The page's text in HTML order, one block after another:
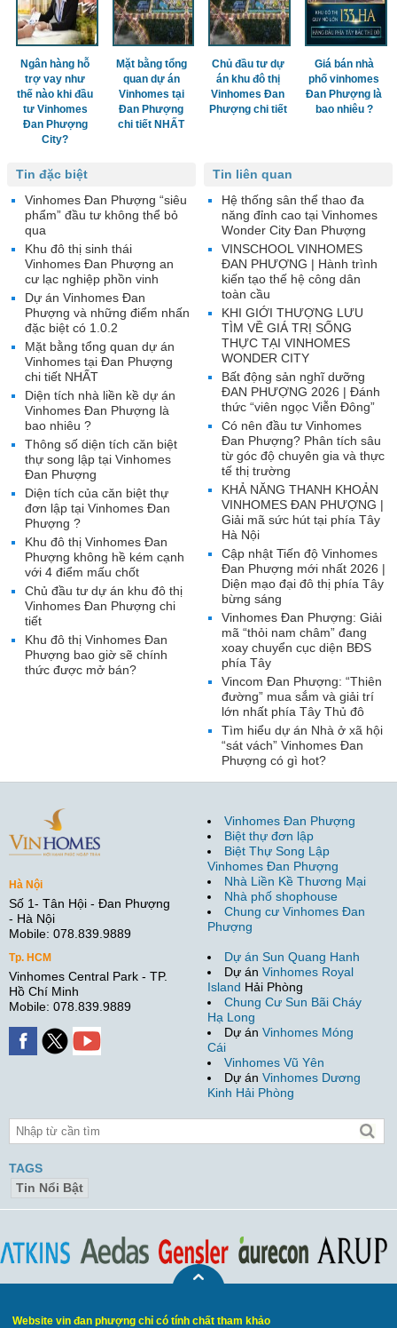
Ngân hàng hỗ
trợ vay như
thế nào khi đầu
tư Vinhomes
Đan Phượng
City?
Mặt bằng tổng
quan dự án
Vinhomes tại
Đan Phượng
chi tiết NHẤT
Chủ đầu tư dự
án khu đô thị
Vinhomes Đan
Phượng chi tiết
Giá bán nhà
phố vinhomes
Đan Phượng là
bao nhiêu ?
Tin liên quan
Hệ thống sân thể thao đa
năng đỉnh cao tại Vinhomes
Wonder City Đan Phượng
VINSCHOOL VINHOMES
ĐAN PHƯỢNG | Hành trình
kiến tạo thế hệ công dân
toàn cầu
KHI GIỚI THƯỢNG LƯU
TÌM VỀ GIÁ TRỊ SỐNG
THỰC TẠI VINHOMES
WONDER CITY
Bất động sản nghĩ dưỡng
ĐAN PHƯỢNG 2026 | Đánh
thức “viên ngọc Viễn Đông”
Có nên đầu tư Vinhomes
Đan Phượng? Phân tích sâu
từ góc độ chuyên gia và thực
tế thị trường
KHẢ NĂNG THANH KHOẢN
VINHOMES ĐAN PHƯỢNG |
Giải mã sức hút tại phía Tây
Hà Nội
Cập nhật Tiến độ Vinhomes
Đan Phượng mới nhất 2026 |
Diện mạo đại đô thị phía Tây
bừng sáng
Vinhomes Đan Phượng: Giải
mã “thỏi nam châm” đang
xoay chuyển cục diện BĐS
phía Tây
Vincom Đan Phượng: “Thiên
đường” mua sắm và giải trí
lớn nhất phía Tây Thủ đô
Tìm hiểu dự án Nhà ở xã hội
“sát vách” Vinhomes Đan
Phượng có gì hot?
Tin đặc biệt
Vinhomes Đan Phượng “siêu
phẩm” đầu tư không thể bỏ
qua
Khu đô thị sinh thái
Vinhomes Đan Phượng an
cư lạc nghiệp phồn vinh
Dự án Vinhomes Đan
Phượng và những điểm nhấn
đặc biệt có 1.0.2
Mặt bằng tổng quan dự án
Vinhomes tại Đan Phượng
chi tiết NHẤT
Diện tích nhà liền kề dự án
Vinhomes Đan Phượng là
bao nhiêu ?
Thông số diện tích căn biệt
thự song lập tại Vinhomes
Đan Phượng
Diện tích của căn biệt thự
đơn lập tại Vinhomes Đan
Phượng ?
Khu đô thị Vinhomes Đan
Phượng không hề kém cạnh
với 4 điểm mấu chốt
Chủ đầu tư dự án khu đô thị
Vinhomes Đan Phượng chi
tiết
Khu đô thị Vinhomes Đan
Phượng bao giờ sẽ chính
thức được mở bán?
Hà Nội
Số 1- Tân Hội - Đan Phượng
- Hà Nội
Mobile: 078.839.9889
Tp. HCM
Vinhomes Central Park - TP.
Hồ Chí Minh
Mobile: 078.839.9889
Vinhomes Đan Phượng
Biệt thự đơn lập
Biệt Thự Song Lập
Vinhomes Đan Phượng
Nhà Liền Kề Thương Mại
Nhà phố shophouse
Chung cư Vinhomes Đan
Phượng
Dự án Sun Quang Hanh
Dự án Vinhomes Royal
Island Hải Phòng
Chung Cư Sun Bãi Cháy
Hạ Long
Dự án Vinhomes Móng
Cái
Vinhomes Vũ Yên
Dự án Vinhomes Dương
Kinh Hải Phòng
TAGS
Tin Nổi Bật
Website vin đan phượng chỉ có tính chất tham khảo